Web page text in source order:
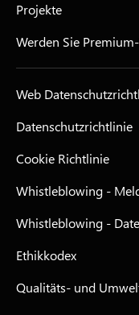
Projekte
Werden Sie
Web
Datenschutzrichtlinie
Cookie Richtlinie
Whistleblowing -
Whistleblowing -
Ethikkodex
Qualitäts- und